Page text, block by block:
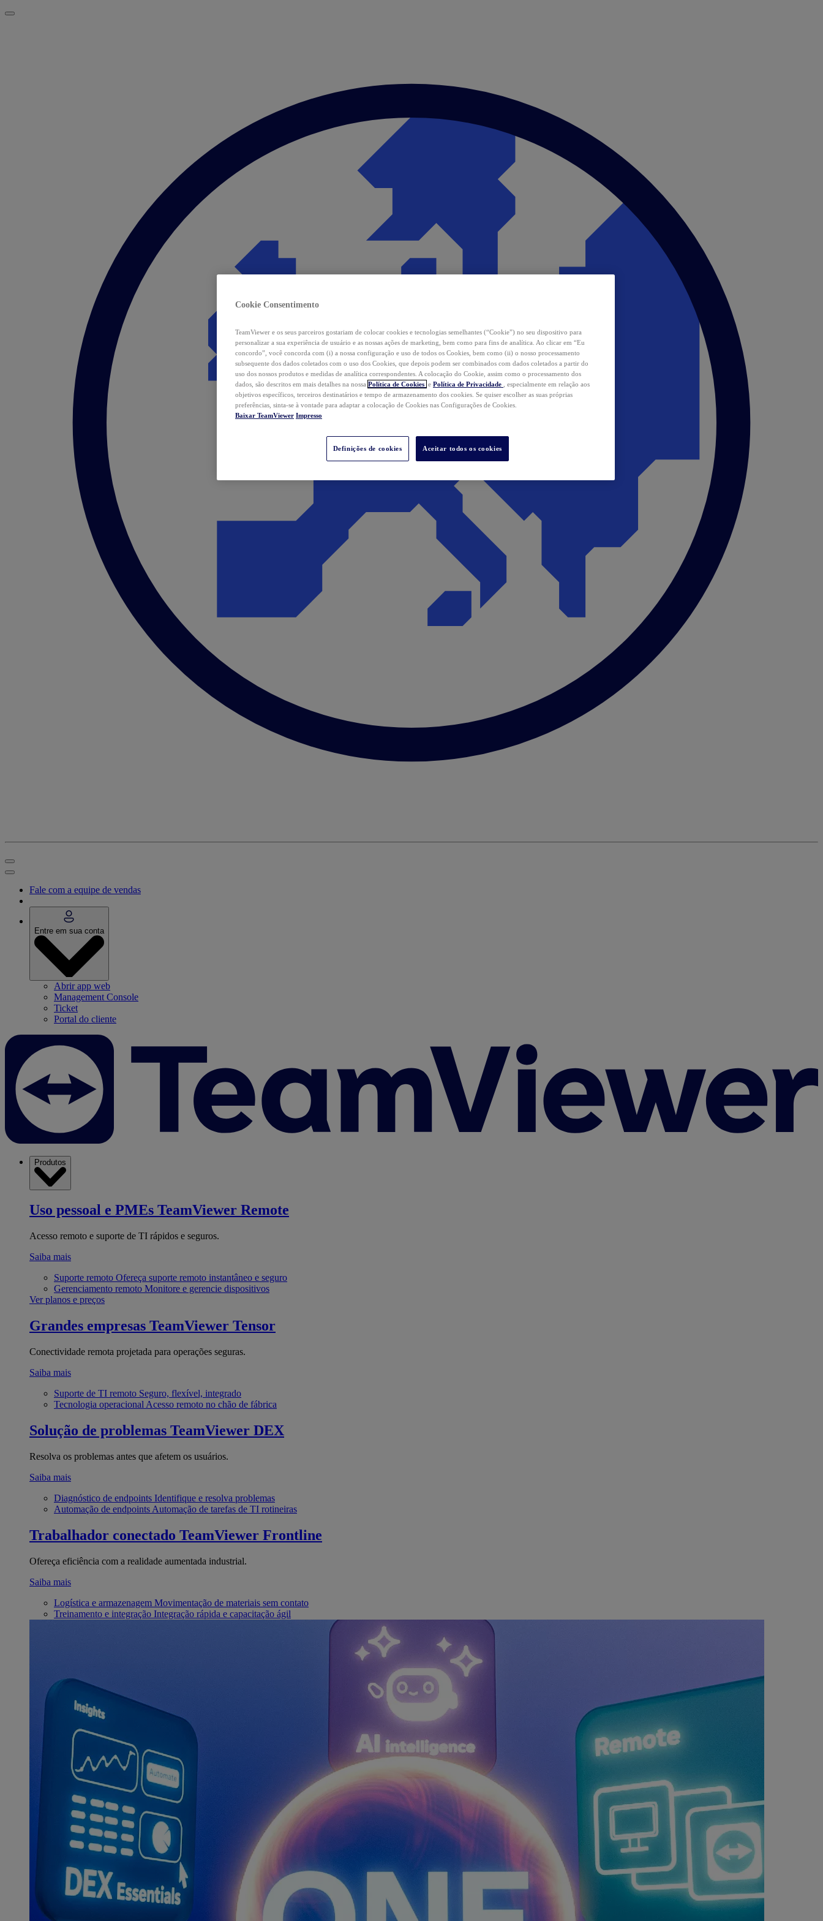
Fale com a equipe de vendas
Entre em sua conta
Abrir app web
Management Console
Ticket
Portal do cliente
Produtos
Uso pessoal e PMEs TeamViewer Remote
Acesso remoto e suporte de TI rápidos e seguros.
Saiba mais
Suporte remoto Ofereça suporte remoto instantâneo e seguro
Gerenciamento remoto Monitore e gerencie dispositivos
Ver planos e preços
Grandes empresas TeamViewer Tensor
Conectividade remota projetada para operações seguras.
Saiba mais
Suporte de TI remoto Seguro, flexível, integrado
Tecnologia operacional Acesso remoto no chão de fábrica
Solução de problemas TeamViewer DEX
Resolva os problemas antes que afetem os usuários.
Saiba mais
Diagnóstico de endpoints Identifique e resolva problemas
Automação de endpoints Automação de tarefas de TI rotineiras
Trabalhador conectado TeamViewer Frontline
Ofereça eficiência com a realidade aumentada industrial.
Saiba mais
Logística e armazenagem Movimentação de materiais sem contato
Treinamento e integração Integração rápida e capacitação ágil
Cookie Consentimento
TeamViewer e os seus parceiros gostariam de colocar cookies e tecnologias semelhantes (“Cookie”) no seu dispositivo para
personalizar a sua experiência de usuário e as nossas ações de marketing, bem como para fins de analítica. Ao clicar em “Eu
concordo”, você concorda com (i) a nossa configuração e uso de todos os Cookies, bem como (ii) o nosso processamento
subsequente dos dados coletados com o uso dos Cookies, que depois podem ser combinados com dados coletados a partir do
uso dos nossos produtos e medidas de analítica correspondentes. A colocação do Cookie, assim como o processamento dos
dados, são descritos em mais detalhes na nossa Política de Cookies e Política de Privacidade
, especialmente em relação aos
objetivos específicos, terceiros destinatários e tempo de armazenamento dos cookies. Se quiser escolher as suas próprias
preferências, sinta-se à vontade para adaptar a colocação de Cookies nas Configurações de Cookies.
Baixar TeamViewer Impresso
Definições de cookies Aceitar todos os cookies